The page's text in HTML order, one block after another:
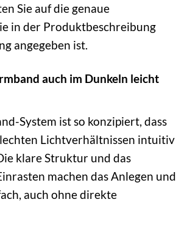
Sie auf die genaue
in der Produktbeschreibung
angegeben ist.
auch im Dunkeln leicht
System ist so konzipiert, dass
Lichtverhältnissen intuitiv
klare Struktur und das
machen das Anlegen und
auch ohne direkte